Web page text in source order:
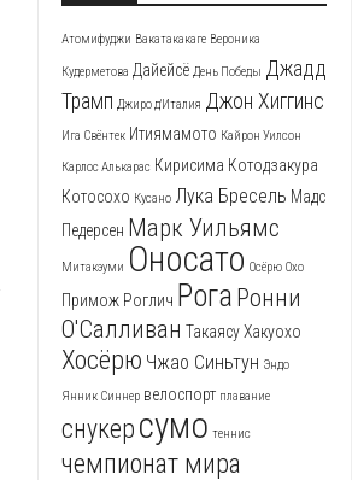
Атомифуджи Вакатакакаге Вероника
Кудерметова Дайейсё День Победы Джадд
Трамп Джиро д'Италия Джон Хиггинс
Ига Свёнтек Итиямамото Кайрон Уилсон
Карлос Алькарас Кирисима Котодзакура
Котосохо Кусано Лука Бресель Мадс
Педерсен Марк Уильямс
Митакэуми Оносато Осёрю Охо
Примож Роглич Рога Ронни
О'Салливан ТакаясуХакуохо
Хосёрю Чжао Синьтун Эндо
Янник Синнер велоспорт плавание
снукер сумо теннис
чемпионат мира